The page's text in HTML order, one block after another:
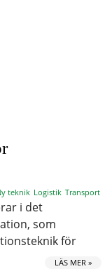
teknik Logistik Transport
i det
som
för
LÄS MER »